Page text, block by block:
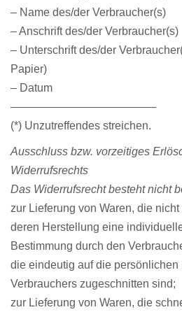
– Name des/der Verbraucher(s)
– Anschrift des/der Verbraucher(s)
– Unterschrift des/der
Papier)
– Datum
—————————————
(*) Unzutreffendes streichen.
Ausschluss bzw. vorzeitiges
Widerrufsrechts
Das Widerrufsrecht besteht nicht
zur Lieferung von Waren, die
deren Herstellung eine
Bestimmung durch den
die eindeutig auf die persönlichen
Verbrauchers zugeschnitten sind;
zur Lieferung von Waren, die